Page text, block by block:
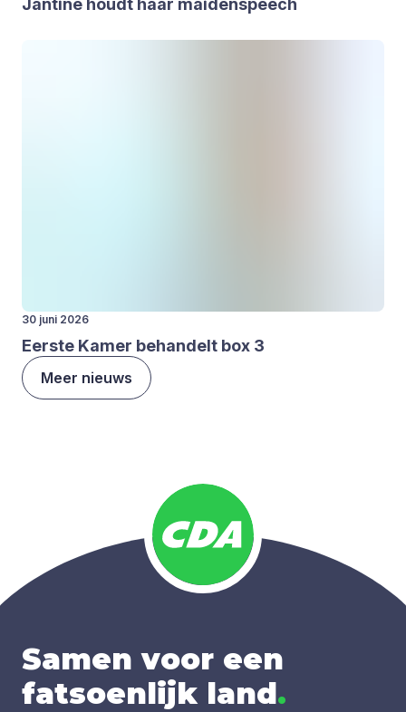
Jan­ti­ne houdt haar mai­den­speech
30 juni 2026
Eer­ste Kamer behan­delt box 3
Meer nieuws
Samen voor een
fatsoenlijk land.